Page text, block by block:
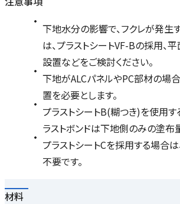
下地水分の影響で、フクレが発生
は、プラストシートVF-Bの採用、
設置などをご検討ください。
下地がALCパネルやPC部材の場
置を必要とします。
プラストシートB(糊つき)を使用
ラストボンドは下地側のみの塗布
プラストシートCを採用する場合
不要です。
材料